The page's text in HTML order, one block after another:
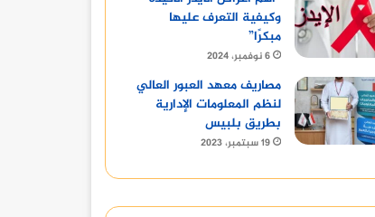
وكيفية التعرف عليها
مبكرًا”
6 نوفمبر، 2024
مصاريف معهد العبور العالي
لنظم المعلومات الإدارية
بطريق بلبيس
19 سبتمبر، 2023